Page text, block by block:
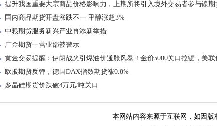
提升我国重要大宗商品价格影响力，上期所将引入境外交易者参与镍
国内商品期货开盘涨跌不一 甲醇涨超3%
中粮期货服务新兴产业再添新举措
广金期货一营业部被警示
黄金交易提醒：伊朗战火引爆油价通胀风暴！金价5000关口拉锯，美
欧股期货反弹，德国DAX指数期货涨0.8%
多晶硅期货价跌破4万元/吨关口
本网站内容来源于互联网，如因版